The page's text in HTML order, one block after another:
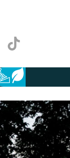
TikTok
Pieejamība
Ilgtspēja